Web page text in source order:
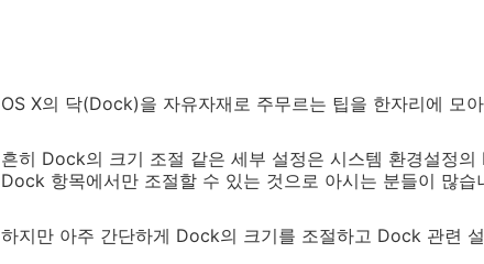
OS X의 닥(Dock)을 자유자재로 주무르는 팁을 한자리에 모
흔히 Dock의 크기 조절 같은 세부 설정은 시스템 환경설정
Dock 항목에서만 조절할 수 있는 것으로 아시는 분들이 많습
하지만 아주 간단하게 Dock의 크기를 조절하고 Dock 관련